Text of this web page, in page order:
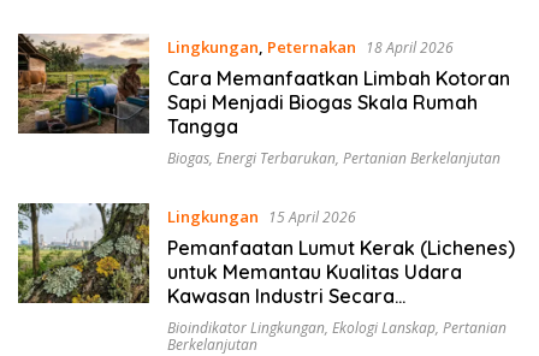
Lingkungan, Peternakan 18 April 2026
Cara Memanfaatkan Limbah Kotoran
Sapi Menjadi Biogas Skala Rumah
Tangga
Biogas, Energi Terbarukan, Pertanian Berkelanjutan
Lingkungan 15 April 2026
Pemanfaatan Lumut Kerak (Lichenes)
untuk Memantau Kualitas Udara
Kawasan Industri Secara
Berkelanjutan
Bioindikator Lingkungan, Ekologi Lanskap, Pertanian
Berkelanjutan